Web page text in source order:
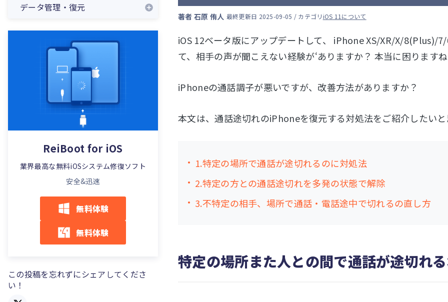
データ管理・復元
ReiBoot for iOS
業界最高な無料iOSシステム修復ソフト
安全&迅速
無料体験
無料体験
この投稿を忘れずにシェアしてくださ
い！
著者 石原 侑人 最終更新日 2025-09-05 / カテゴリiOS 11について
iOS 12ベータ版にアップデートして、 iPhone XS/XR/X/8(Plus)/
て、相手の声が聞こえない経験が‘ありますか？ 本当に困りますね
iPhoneの通話調子が悪いですが、改善方法がありますか？
本文は、通話途切れのiPhoneを復元する対処法をご紹介したいと
1.特定の場所で通話が途切れるのに対処法
2.特定の方との通話途切れを多発の状態で解除
3.不特定の相手、場所で通話・電話途中で切れるの直し方
特定の場所また人との間で通話が途切れ